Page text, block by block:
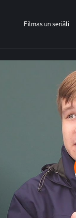
Filmas un seriāli